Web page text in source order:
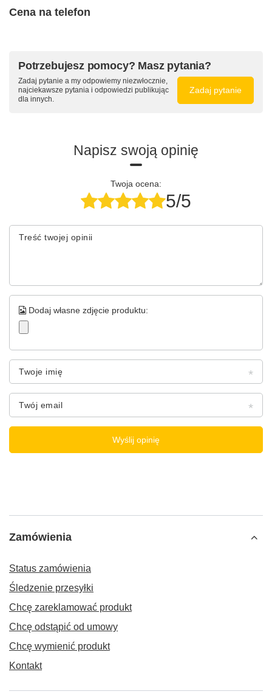
Cena na telefon
Potrzebujesz pomocy? Masz pytania?
Zadaj pytanie a my odpowiemy niezwłocznie,
najciekawsze pytania i odpowiedzi publikując
dla innych.
Zadaj pytanie
Napisz swoją opinię
Twoja ocena:
5/5
Treść twojej opinii
Dodaj własne zdjęcie produktu:
Twoje imię
Twój email
Wyślij opinię
Zamówienia
Status zamówienia
Śledzenie przesyłki
Chcę zareklamować produkt
Chcę odstąpić od umowy
Chcę wymienić produkt
Kontakt